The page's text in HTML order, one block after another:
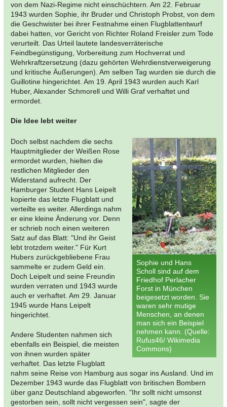
von dem Nazi-Regime nicht einschüchtern. Am 22. Februar
1943 wurden Sophie, ihr Bruder und Christoph Probst, von dem
die Geschwister bei ihrer Festnahme einen Flugblattentwurf
dabei hatten, vor Gericht von Richter Roland Freisler zum Tode
verurteilt. Das Urteil lautete landesverräterische
Feindbegünstigung, Vorbereitung zum Hochverrat und
Wehrkraftzersetzung (dazu gehörten Wehrdienstverweigerung
und kritische Äußerungen). Am selben Tag wurden sie durch die
Guillotine hingerichtet. Am 19. April 1943 wurden auch Karl
Huber, Alexander Schmorell und Willi Graf verhaftet und
ermordet.
Die Idee lebt weiter
Sophie und Hans
Scholl sind auf dem
Friedhof Perlacher
Forst in München
beigesetzt worden. Sie
waren sehr mutige
Menschen, an denen
man sich ein Beispiel
nehmen kann. (Quelle:
Rufus46/ Wikimedia
Commons)
Doch selbst nachdem die sechs
Hauptmitglieder der Weißen Rose
ermordet wurden, hielten die
restlichen Mitglieder den
Widerstand aufrecht. Der
Hamburger Student Hans Leipelt
kopierte das letzte Flugblatt und
verteilte es weiter. Allerdings nahm
er eine kleine Änderung vor. Denn
er schrieb noch einen weiteren
Satz auf das Blatt: "Und ihr Geist
lebt trotzdem weiter." Für Kurt
Hubers zurückgebliebene Frau
sammelte er zudem Geld ein.
Doch Leipelt und seine Freundin
wurden verraten und 1943 wurde
auch er verhaftet. Am 29. Januar
1945 wurde Hans Leipelt
hingerichtet.
Andere Studenten nahmen sich
ebenfalls ein Beispiel, die meisten
von ihnen wurden später
verhaftet. Das letzte Flugblatt
nahm seine Reise von Hamburg aus sogar ins Ausland. Und im
Dezember 1943 wurde das Flugblatt von britischen Bombern
über ganz Deutschland abgeworfen. "Ihr sollt nicht umsonst
gestorben sein, sollt nicht vergessen sein", sagte der